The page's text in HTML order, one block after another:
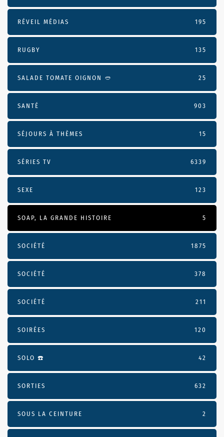
RÉVEIL MÉDIAS 195
RUGBY 135
SALADE TOMATE OIGNON 🥙 25
SANTÉ 903
SÉJOURS À THÈMES 15
SÉRIES TV 6339
SEXE 123
SOAP, LA GRANDE HISTOIRE 5
SOCIÉTÉ 1875
SOCIÉTÉ 378
SOCIÉTÉ 211
SOIRÉES 120
SOLO ☎️ 42
SORTIES 632
SOUS LA CEINTURE 2